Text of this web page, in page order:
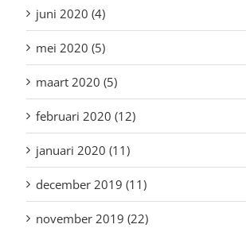
juni 2020 (4)
mei 2020 (5)
maart 2020 (5)
februari 2020 (12)
januari 2020 (11)
december 2019 (11)
november 2019 (22)